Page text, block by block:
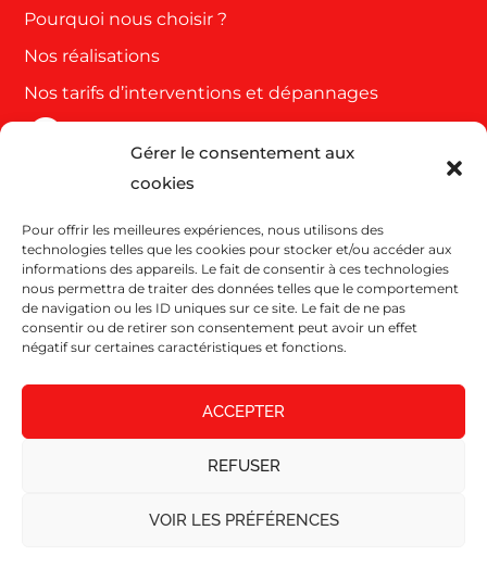
Gérer le consentement aux
cookies
Pour offrir les meilleures expériences, nous utilisons des
technologies telles que les cookies pour stocker et/ou accéder aux
informations des appareils. Le fait de consentir à ces technologies
nous permettra de traiter des données telles que le comportement
de navigation ou les ID uniques sur ce site. Le fait de ne pas
consentir ou de retirer son consentement peut avoir un effet
négatif sur certaines caractéristiques et fonctions.
ACCEPTER
REFUSER
VOIR LES PRÉFÉRENCES
Pourquoi nous choisir ?
Nos réalisations
Nos tarifs d’interventions et dépannages
Côte d'azur et Var
06110 Le Cannet
04 93 43 38 46
Bouches du Rhône, Vaucluse, Alpes, Gard et
Hérault Drôme
13300 Salon de Provence